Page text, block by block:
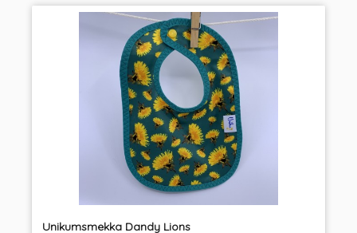
Unikumsmekka Dandy Lions